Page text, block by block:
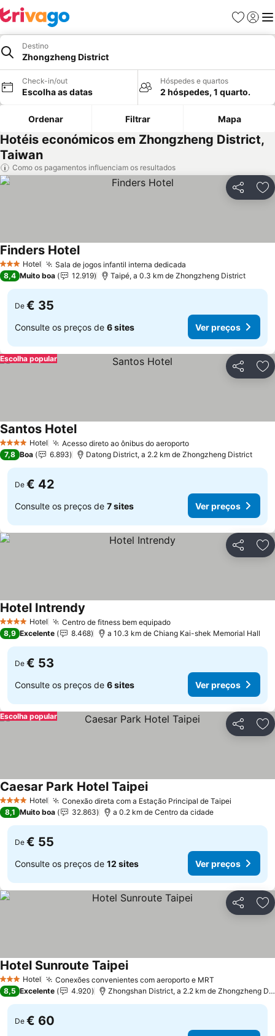
Favoritos
Iniciar
Destino
Zhongzheng District
Check-in/out
Escolha as datas
Hóspedes e quartos
2 hóspedes, 1 quarto.
Ordenar Filtrar Mapa
Hotéis económicos em Zhongzheng District,
Taiwan
Como os pagamentos influenciam os resultados
Partilhar
3 EstrelasHotel Sala de jogos infantil interna dedicada
Finders Hotel
8,4 Muito boa 12.919 Taipé, a 0.3 km de Zhongzheng District
De € 35
Consulte os preços de 6 sites Ver preços
Partilhar
Escolha popular
4 EstrelasHotel Acesso direto ao ônibus do aeroporto
Santos Hotel
7,8 Boa 6.893 Datong District, a 2.2 km de Zhongzheng District
De € 42
Consulte os preços de 7 sites Ver preços
Partilhar
4 EstrelasHotel Centro de fitness bem equipado
Hotel Intrendy
8,9 Excelente 8.468 a 10.3 km de Chiang Kai-shek Memorial Hall
De € 53
Consulte os preços de 6 sites Ver preços
Partilhar
Escolha popular
4 EstrelasHotel Conexão direta com a Estação Principal de Taipei
Caesar Park Hotel Taipei
8,1 Muito boa 32.863 a 0.2 km de Centro da cidade
De € 55
Consulte os preços de 12 sites Ver preços
Partilhar
3 EstrelasHotel Conexões convenientes com aeroporto e MRT
Hotel Sunroute Taipei
8,5 Excelente 4.920 Zhongshan District, a 2.2 km de Zhongzheng District
De € 60